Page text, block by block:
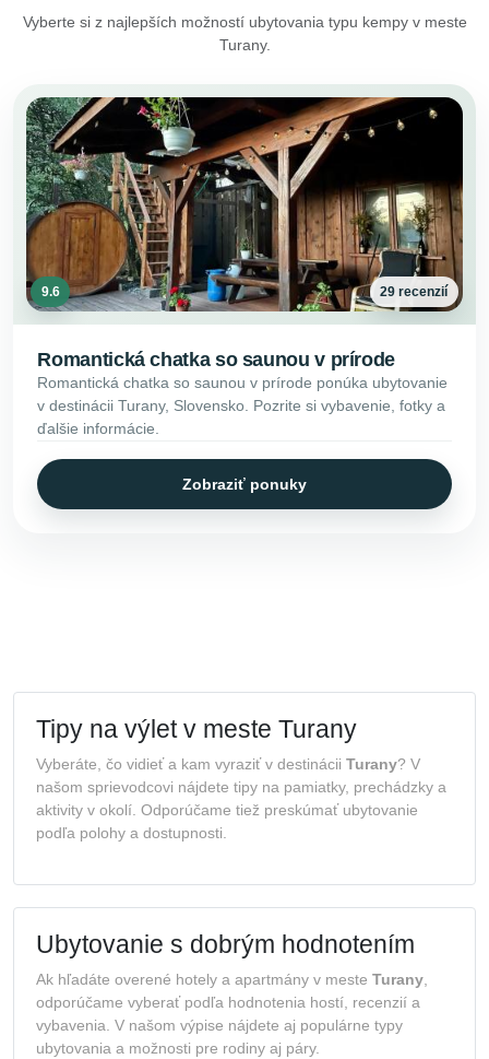
Vyberte si z najlepších možností ubytovania typu kempy v meste
Turany.
9.6 29 recenzií
Romantická chatka so saunou v prírode
Romantická chatka so saunou v prírode ponúka ubytovanie
v destinácii Turany, Slovensko. Pozrite si vybavenie, fotky a
ďalšie informácie.
Zobraziť ponuky
Tipy na výlet v meste Turany
Vyberáte, čo vidieť a kam vyraziť v destinácii Turany? V
našom sprievodcovi nájdete tipy na pamiatky, prechádzky a
aktivity v okolí. Odporúčame tiež preskúmať ubytovanie
podľa polohy a dostupnosti.
Ubytovanie s dobrým hodnotením
Ak hľadáte overené hotely a apartmány v meste Turany,
odporúčame vyberať podľa hodnotenia hostí, recenzií a
vybavenia. V našom výpise nájdete aj populárne typy
ubytovania a možnosti pre rodiny aj páry.